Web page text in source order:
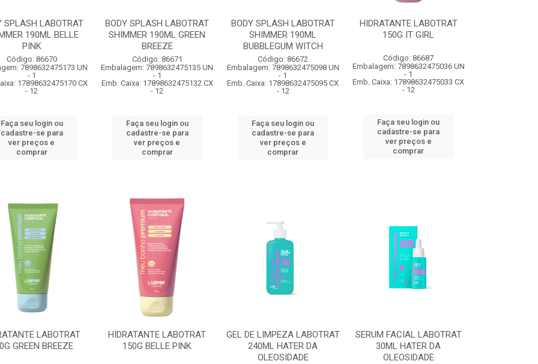
SPLASH LABOTRAT
190ML BELLE
PINK
Código: 86670
7898632475173 UN
- 1
17898632475170 CX
- 12
Faça seu login ou
cadastre-se para
ver preços e
comprar
BODY SPLASH LABOTRAT
SHIMMER 190ML GREEN
BREEZE
Código: 86671
Embalagem: 7898632475135 UN
- 1
Emb. Caixa: 17898632475132 CX
- 12
Faça seu login ou
cadastre-se para
ver preços e
comprar
BODY SPLASH LABOTRAT
SHIMMER 190ML
BUBBLEGUM WITCH
Código: 86672
Embalagem: 7898632475098 UN
- 1
Emb. Caixa: 17898632475095 CX
- 12
Faça seu login ou
cadastre-se para
ver preços e
comprar
HIDRATANTE LABOTRAT
150G IT GIRL
Código: 86687
Embalagem: 7898632475036 UN
- 1
Emb. Caixa: 17898632475033 CX
- 12
Faça seu login ou
cadastre-se para
ver preços e
comprar
LABOTRAT
GREEN BREEZE
HIDRATANTE LABOTRAT
150G BELLE PINK
GEL DE LIMPEZA LABOTRAT
240ML HATER DA
OLEOSIDADE
SERUM FACIAL LABOTRAT
30ML HATER DA
OLEOSIDADE